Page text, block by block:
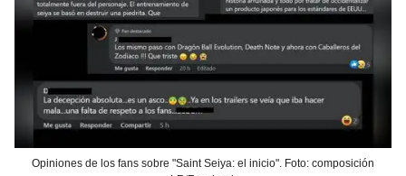
Opiniones de los fans sobre "Saint Seiya: el inicio". Foto: composición